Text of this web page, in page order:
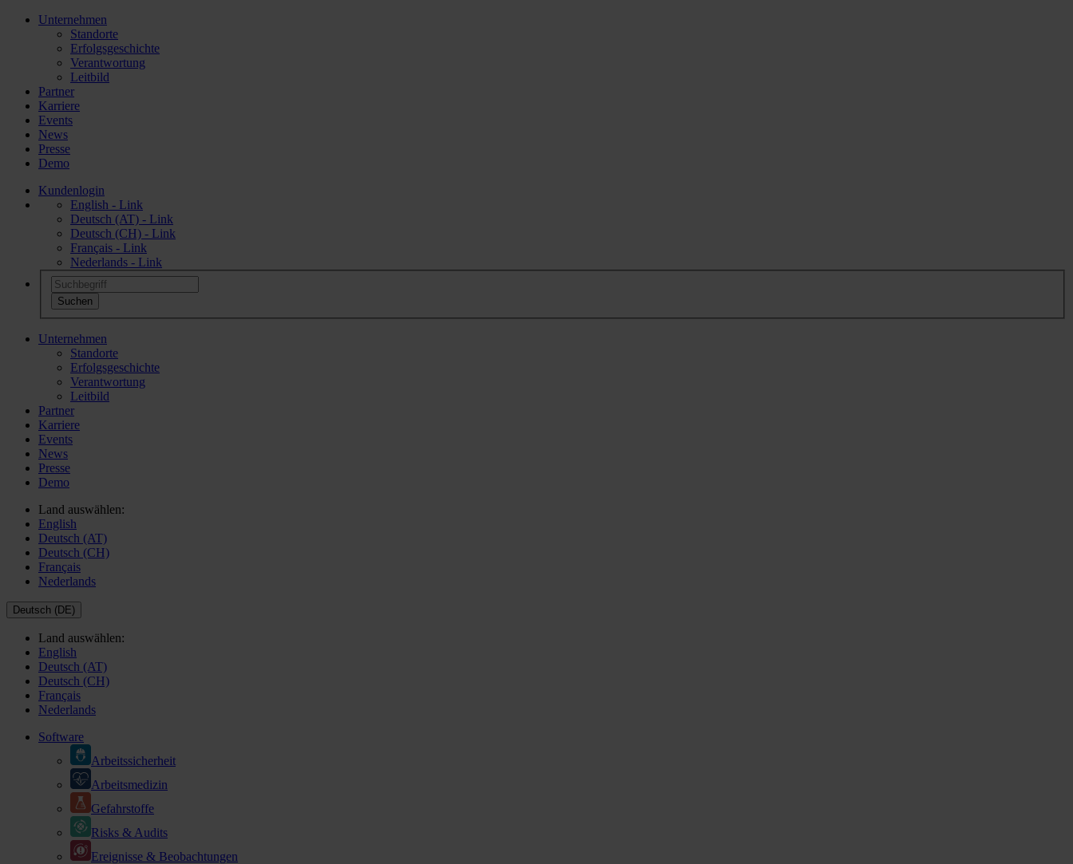
Unternehmen
Standorte
Erfolgsgeschichte
Verantwortung
Leitbild
Partner
Karriere
Events
News
Presse
Demo
Kundenlogin
English - Link
Deutsch (AT) - Link
Deutsch (CH) - Link
Français - Link
Nederlands - Link
Unternehmen
Standorte
Erfolgsgeschichte
Verantwortung
Leitbild
Partner
Karriere
Events
News
Presse
Demo
Land auswählen:
English
Deutsch (AT)
Deutsch (CH)
Français
Nederlands
Deutsch (DE)
Land auswählen:
English
Deutsch (AT)
Deutsch (CH)
Français
Nederlands
Software
Arbeitssicherheit
Arbeitsmedizin
Gefahrstoffe
Risks & Audits
Ereignisse & Beobachtungen